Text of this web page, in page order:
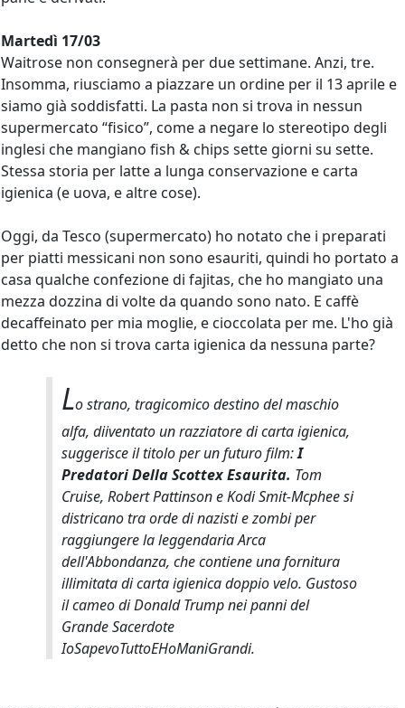
Martedì 17/03
Waitrose non consegnerà per due settimane. Anzi, tre.
Insomma, riusciamo a piazzare un ordine per il 13 aprile e
siamo già soddisfatti. La pasta non si trova in nessun
supermercato “fisico”, come a negare lo stereotipo degli
inglesi che mangiano fish & chips sette giorni su sette.
Stessa storia per latte a lunga conservazione e carta
igienica (e uova, e altre cose).
Oggi, da Tesco (supermercato) ho notato che i preparati
per piatti messicani non sono esauriti, quindi ho portato a
casa qualche confezione di fajitas, che ho mangiato una
mezza dozzina di volte da quando sono nato. E caffè
decaffeinato per mia moglie, e cioccolata per me. L'ho già
detto che non si trova carta igienica da nessuna parte?
Lo strano, tragicomico destino delmaschio
alfa, diiventato un razziatore di carta igienica,
suggerisce il titolo per un futuro film:I
Predatori Della Scottex Esaurita. Tom
Cruise, Robert Pattinson e Kodi Smit-Mcphee si
districano tra orde di nazisti e zombi per
raggiungere la leggendaria Arca
dell'Abbondanza, che contiene una fornitura
illimitata di carta igienica doppio velo. Gustoso
ilcameodi Donald Trump nei panni del
Grande Sacerdote
IoSapevoTuttoEHoManiGrandi.